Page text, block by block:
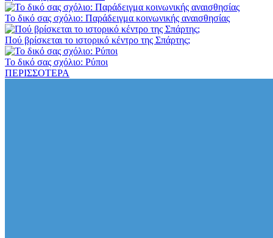
Το δικό σας σχόλιο: Παράδειγμα κοινωνικής αναισθησίας
Πού βρίσκεται το ιστορικό κέντρο της Σπάρτης;
Το δικό σας σχόλιο: Ρύποι
ΠΕΡΙΣΣΟΤΕΡΑ